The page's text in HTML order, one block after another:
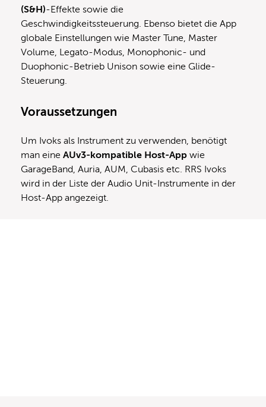
(S&H)-Effekte sowie die
Geschwindigkeitssteuerung. Ebenso bietet die App
globale Einstellungen wie Master Tune, Master
Volume, Legato-Modus, Monophonic- und
Duophonic-Betrieb Unison sowie eine Glide-
Steuerung.
Voraussetzungen
Um Ivoks als Instrument zu verwenden, benötigt
man eine AUv3-kompatible Host-App wie
GarageBand, Auria, AUM, Cubasis etc. RRS Ivoks
wird in der Liste der Audio Unit-Instrumente in der
Host-App angezeigt.